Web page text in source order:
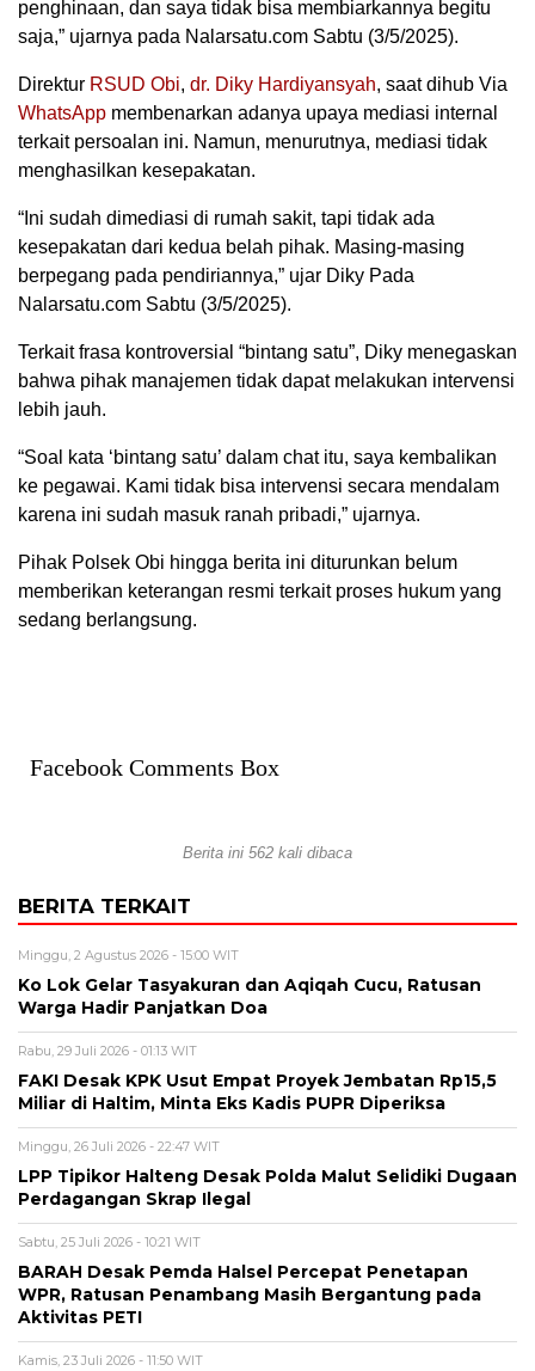
penghinaan, dan saya tidak bisa membiarkannya begitu
saja,” ujarnya pada Nalarsatu.com Sabtu (3/5/2025).
Direktur RSUD Obi, dr. Diky Hardiyansyah, saat dihub Via
WhatsApp membenarkan adanya upaya mediasi internal
terkait persoalan ini. Namun, menurutnya, mediasi tidak
menghasilkan kesepakatan.
“Ini sudah dimediasi di rumah sakit, tapi tidak ada
kesepakatan dari kedua belah pihak. Masing-masing
berpegang pada pendiriannya,” ujar Diky Pada
Nalarsatu.com Sabtu (3/5/2025).
Terkait frasa kontroversial “bintang satu”, Diky menegaskan
bahwa pihak manajemen tidak dapat melakukan intervensi
lebih jauh.
“Soal kata ‘bintang satu’ dalam chat itu, saya kembalikan
ke pegawai. Kami tidak bisa intervensi secara mendalam
karena ini sudah masuk ranah pribadi,” ujarnya.
Pihak Polsek Obi hingga berita ini diturunkan belum
memberikan keterangan resmi terkait proses hukum yang
sedang berlangsung.
Facebook Comments Box
Berita ini 562 kali dibaca
BERITA TERKAIT
Minggu, 2 Agustus 2026 - 15:00 WIT
Ko Lok Gelar Tasyakuran dan Aqiqah Cucu, Ratusan
Warga Hadir Panjatkan Doa
Rabu, 29 Juli 2026 - 01:13 WIT
FAKI Desak KPK Usut Empat Proyek Jembatan Rp15,5
Miliar di Haltim, Minta Eks Kadis PUPR Diperiksa
Minggu, 26 Juli 2026 - 22:47 WIT
LPP Tipikor Halteng Desak Polda Malut Selidiki Dugaan
Perdagangan Skrap Ilegal
Sabtu, 25 Juli 2026 - 10:21 WIT
BARAH Desak Pemda Halsel Percepat Penetapan
WPR, Ratusan Penambang Masih Bergantung pada
Aktivitas PETI
Kamis, 23 Juli 2026 - 11:50 WIT